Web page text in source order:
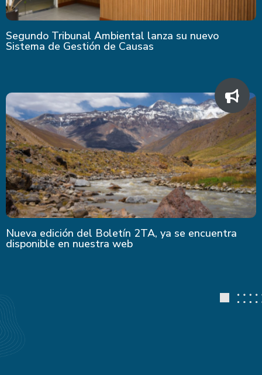
Segundo Tribunal Ambiental lanza su nuevo
Sistema de Gestión de Causas
Nueva edición del Boletín 2TA, ya se encuentra
disponible en nuestra web